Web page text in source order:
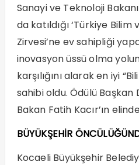
Sanayi ve Teknoloji
da katıldığı ‘Türkiye
Zirvesi’ne ev sahipliği
inovasyon üssü olma
karşılığını alarak en iyi
sahibi oldu. Ödülü Başkan
Bakan Fatih Kacır’ın
BÜYÜKŞEHİR
Kocaeli Büyükşehir